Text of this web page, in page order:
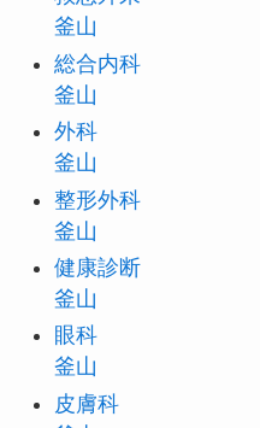
釜山
総合内科
釜山
外科
釜山
整形外科
釜山
健康診断
釜山
眼科
釜山
皮膚科